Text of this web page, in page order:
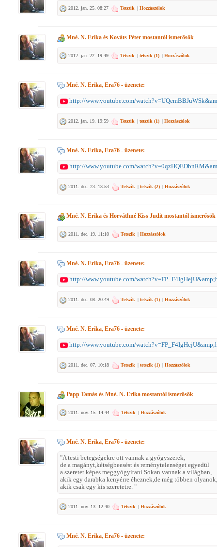
2012. jan. 25. 08:27 Tetszik | Hozzászólok
Mné. N. Erika és Kováts Péter mostantól ismerősök
2012. jan. 22. 19:49 Tetszik | tetszik (1) | Hozzászólok
Mné. N. Erika, Era76 - üzenete:
http://www.youtube.com/
2012. jan. 19. 19:59 Tetszik | tetszik (1) | Hozzászólok
Mné. N. Erika, Era76 - üzenete:
http://www.youtube.com/
2011. dec. 23. 13:53 Tetszik | tetszik (2) | Hozzászólok
Mné. N. Erika és Horváthné Kiss Judit mostantól ismerősök
2011. dec. 19. 11:10 Tetszik | Hozzászólok
Mné. N. Erika, Era76 - üzenete:
http://www.youtube.com/
2011. dec. 08. 20:49 Tetszik | tetszik (1) | Hozzászólok
Mné. N. Erika, Era76 - üzenete:
http://www.youtube.com/
2011. dec. 07. 10:18 Tetszik | tetszik (1) | Hozzászólok
Papp Tamás és Mné. N. Erika mostantól ismerősök
2011. nov. 15. 14:44 Tetszik | Hozzászólok
Mné. N. Erika, Era76 - üzenete:
"A testi betegségekre ott vannak a gyógyszerek,
de a magányt,kétségbeesést és reménytelenséget egyedül
a szeretet képes meggyógyítani.Sokan vannak a világban,
akik egy darabka kenyérre éheznek,de még többen olyanok,
akik csak egy kis szeretetre. "
2011. nov. 13. 12:40 Tetszik | Hozzászólok
Mné. N. Erika, Era76 - üzenete: